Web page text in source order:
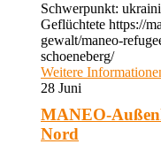
Schwerpunkt:
Geflüchtete https://
gewalt/maneo-
schoeneberg/
Weitere
28 Juni
MANEO-
Nord